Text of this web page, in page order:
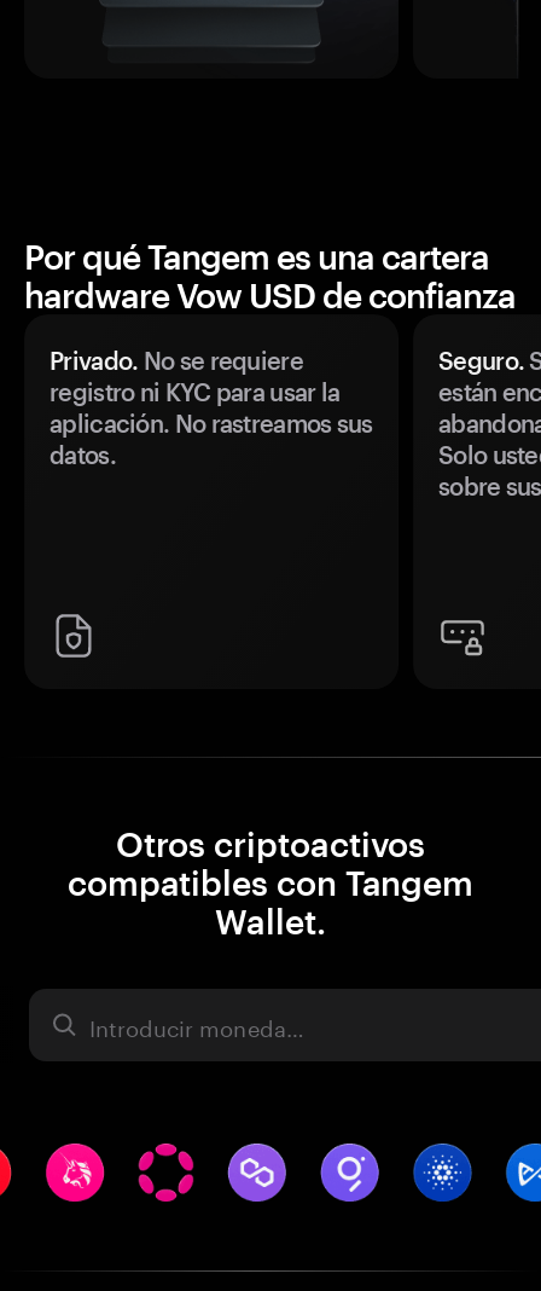
Por qué Tangem es una cartera
hardware Vow USD de confianza
Privado. No se requiere
registro ni KYC para usar la
aplicación. No rastreamos sus
datos.
Seguro.
están
Solo
sobre
Otros criptoactivos
compatibles con Tangem
Wallet.
Activo